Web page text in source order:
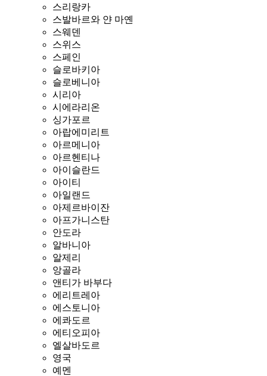
스리랑카
스발바르와 얀 마옌
스웨덴
스위스
스페인
슬로바키아
슬로베니아
시리아
시에라리온
싱가포르
아랍에미리트
아르메니아
아르헨티나
아이슬란드
아이티
아일랜드
아제르바이잔
아프가니스탄
안도라
알바니아
알제리
앙골라
앤티가 바부다
에리트레아
에스토니아
에콰도르
에티오피아
엘살바도르
영국
예멘